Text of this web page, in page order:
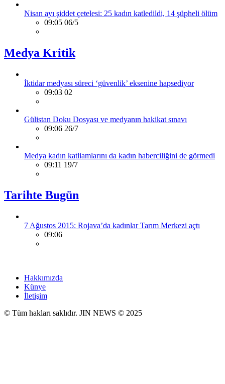
Nisan ayı şiddet çetelesi: 25 kadın katledildi, 14 şüpheli ölüm
09:05 06/5
Medya Kritik
İktidar medyası süreci ‘güvenlik’ eksenine hapsediyor
09:03 02
Gülistan Doku Dosyası ve medyanın hakikat sınavı
09:06 26/7
Medya kadın katliamlarını da kadın haberciliğini de görmedi
09:11 19/7
Tarihte Bugün
7 Ağustos 2015: Rojava’da kadınlar Tarım Merkezi açtı
09:06
Hakkımızda
Künye
İletişim
© Tüm hakları saklıdır. JIN NEWS © 2025